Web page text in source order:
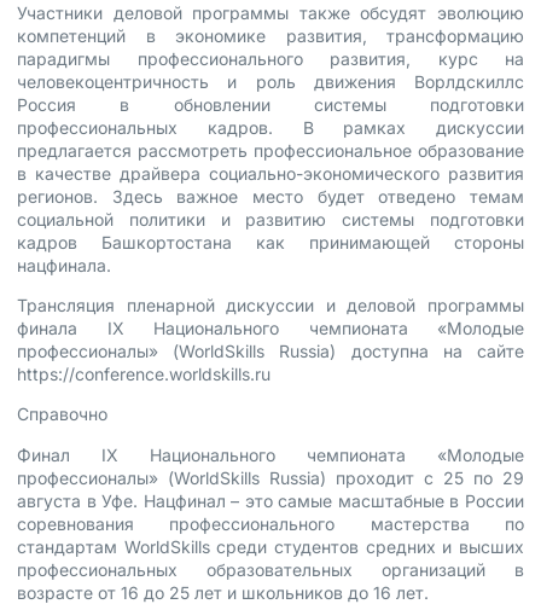
Участники деловой программы также обсудят эволюцию
компетенций в экономике развития, трансформацию
парадигмы профессионального развития, курс на
человекоцентричность и роль движения Ворлдскиллс
Россия в обновлении системы подготовки
профессиональных кадров. В рамках дискуссии
предлагается рассмотреть профессиональное образование
в качестве драйвера социально-экономического развития
регионов. Здесь важное место будет отведено темам
социальной политики и развитию системы подготовки
кадров Башкортостана как принимающей стороны
нацфинала.
Трансляция пленарной дискуссии и деловой программы
финала IХ Национального чемпионата «Молодые
профессионалы» (WorldSkills Russia) доступна на сайте
https://conference.worldskills.ru
Справочно
Финал IX Национального чемпионата «Молодые
профессионалы» (WorldSkills Russia) проходит с 25 по 29
августа в Уфе. Нацфинал – это самые масштабные в России
соревнования профессионального мастерства по
стандартам WorldSkills среди студентов средних и высших
профессиональных образовательных организаций в
возрасте от 16 до 25 лет и школьников до 16 лет.